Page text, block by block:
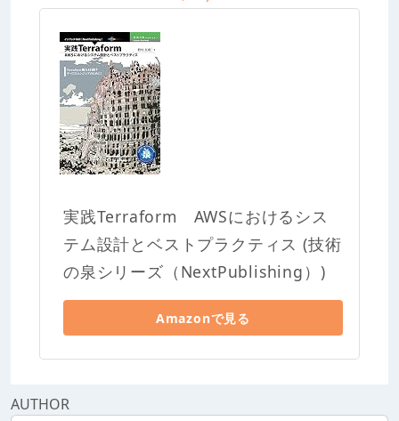
実践Terraform AWSにおけるシス
テム設計とベストプラクティス (技術
の泉シリーズ（NextPublishing）)
Amazonで見る
AUTHOR